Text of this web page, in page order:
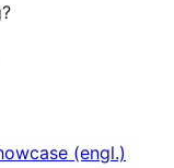
(engl.)